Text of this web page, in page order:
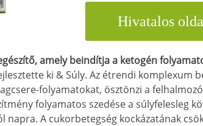
Hivatalos
amely beindítja a ketogén
ki & Súly. Az étrendi komplexum
folyamatokat, ösztönzi a
folyamatos szedése a súlyfelesleg
napra. A cukorbetegség kockázatának